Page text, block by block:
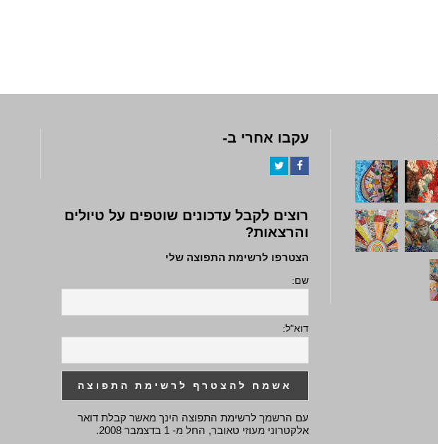
עקבו אחרי ב-
רוצים לקבל עדכונים שוטפים על טיולים
והרצאות?
הצטרפו לרשימת התפוצה שלי
שם:
דוא"ל:
עם הרשמך לרשימת התפוצה הינך מאשר קבלת דואר
אלקטרוני מעוזי טאובר, החל מ- 1 בדצמבר 2008.